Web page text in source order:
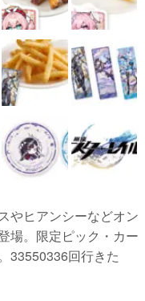
やヒアンシーなどオン
場。限定ピック・カー
33550336回行きた